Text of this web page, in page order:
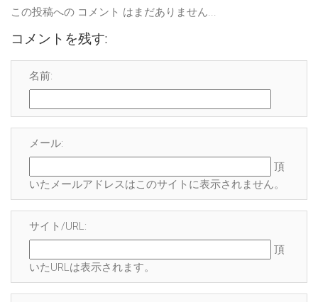
この投稿への コメント はまだありません...
コメントを残す:
名前:
メール:
頂
いたメールアドレスはこのサイトに表示されません。
サイト/URL:
頂
いたURLは表示されます。